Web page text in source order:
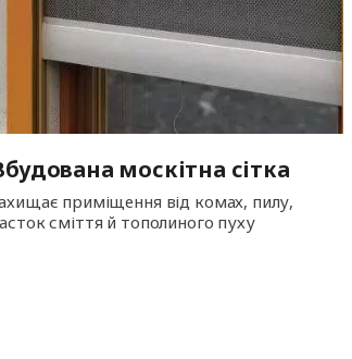
москітна сітка
приміщення від комах, пилу,
сміття й тополиного пуху